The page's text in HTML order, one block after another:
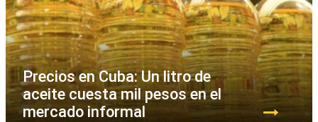
Precios en Cuba: Un litro de
aceite cuesta mil pesos en el
mercado informal